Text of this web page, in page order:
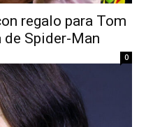
regalo para Tom
Spider-Man
0